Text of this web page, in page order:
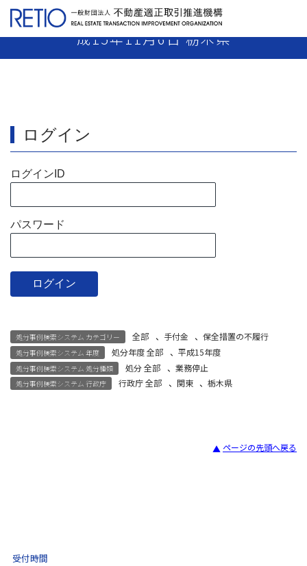
【15-34】 売主業者 業務停止18日 平
成15年11月6日 栃木県
ログイン
ログインID
パスワード
処分事例検索システム カテゴリー 全部 、 手付金 、保全措置の不履行
処分事例検索システム 年度 処分年度 全部 、 平成15年度
処分事例検索システム 処分種類 処分 全部 、 業務停止
処分事例検索システム 行政庁 行政庁 全部 、 関東 、栃木県
ページの先頭へ戻る
受付時間